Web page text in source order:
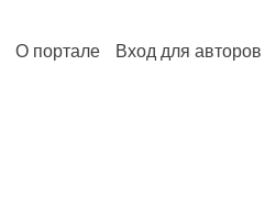
О портале Вход для авторов